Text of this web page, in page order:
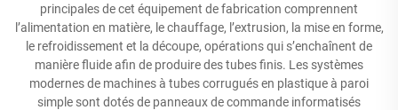
principales de cet équipement de fabrication comprennent
l’alimentation en matière, le chauffage, l’extrusion, la mise en forme,
le refroidissement et la découpe, opérations qui s’enchaînent de
manière fluide afin de produire des tubes finis. Les systèmes
modernes de machines à tubes corrugués en plastique à paroi
simple sont dotés de panneaux de commande informatisés